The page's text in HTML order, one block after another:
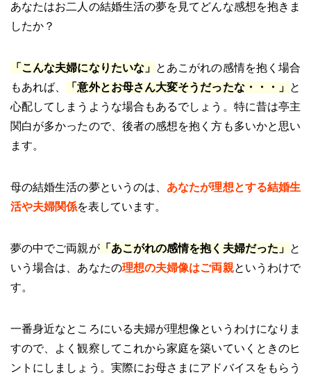
あなたはお二人の結婚生活の夢を見てどんな感想を抱きま
したか？
「こんな夫婦になりたいな」 とあこがれの感情を抱く場合
もあれば、
「意外とお母さん大変そうだったな・・・」 と
心配してしまうような場合もあるでしょう。特に昔は亭主
関白が多かったので、後者の感想を抱く方も多いかと思い
ます。
母の結婚生活の夢というのは、 あなたが理想とする結婚生
活や夫婦関係を表しています。
夢の中でご両親が「あこがれの感情を抱く夫婦だった」 と
いう場合は、あなたの理想の夫婦像はご両親というわけで
す。
一番身近なところにいる夫婦が理想像というわけになりま
すので、よく観察してこれから家庭を築いていくときのヒ
ントにしましょう。実際にお母さまにアドバイスをもらう